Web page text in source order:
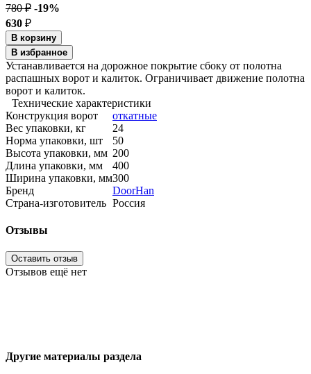
780 ₽ -19%
630 ₽
В корзину
В избранное
Устанавливается на дорожное покрытие сбоку от полотна
распашных ворот и калиток. Ограничивает движение полотна
ворот и калиток.
Технические характеристики
Конструкция ворот
откатные
Вес упаковки, кг
24
Норма упаковки, шт
50
Высота упаковки, мм 200
Длина упаковки, мм
400
Ширина упаковки, мм300
Бренд
DoorHan
Страна-изготовитель Россия
Отзывы
Оставить отзыв
Отзывов ещё нет
Другие материалы раздела